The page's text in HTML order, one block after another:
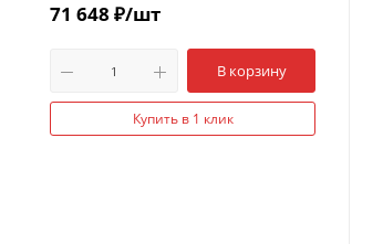
71 648 ₽/шт
В корзину
Купить в 1 клик